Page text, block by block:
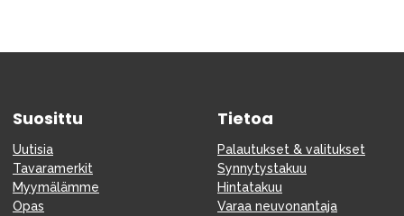
Suosittu
Uutisia
Tavaramerkit
Myymälämme
Opas
Tietoa
Palautukset & valitukset
Synnytystakuu
Hintatakuu
Varaa neuvonantaja